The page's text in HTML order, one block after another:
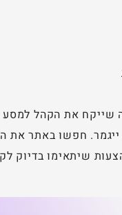
שייקח את הקהל
ייגמר. חפשו באתר
שיתאימו בדיוק